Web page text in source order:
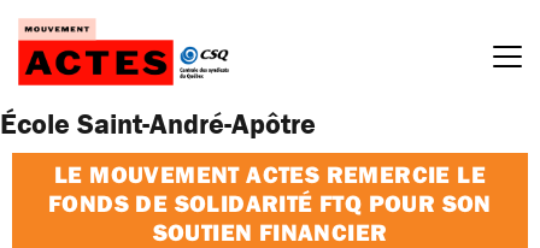
Passer
contenu
École Saint-André-Apôtre
LE MOUVEMENT ACTES REMERCIE LE
FONDS DE SOLIDARITÉ FTQ POUR SON
SOUTIEN FINANCIER